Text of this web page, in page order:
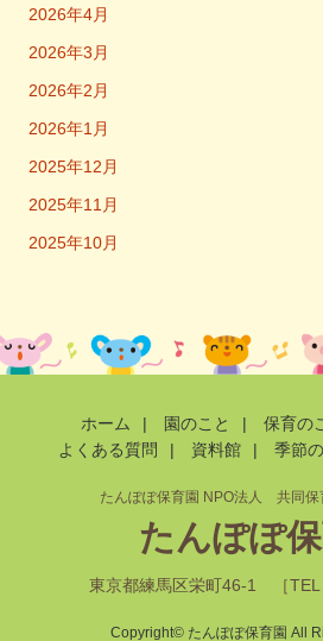
2026年4月
2026年3月
2026年2月
2026年1月
2025年12月
2025年11月
2025年10月
ホーム | 園のこと | 保育の
よくある質問
| 資料館 | 季節
たんぽぽ保育園 NPO法人 共同保
たんぽぽ
東京都練馬区栄町46-1 ［TEL
Copyright© たんぽぽ保育園 All